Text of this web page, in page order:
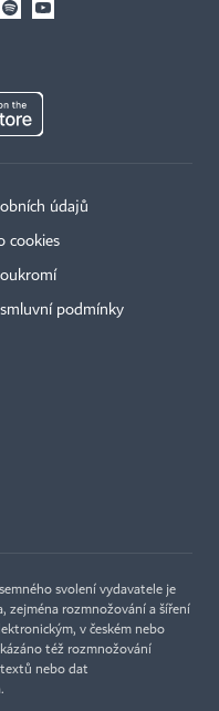
údajů
cookies
podmínky
svolení vydavatele je
zejména rozmnožování a šíření
v českém nebo
též rozmnožování
nebo dat